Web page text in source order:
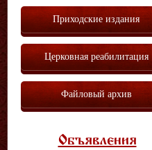
Приходские издания
Церковная реабилитация
Файловый архив
Объявления